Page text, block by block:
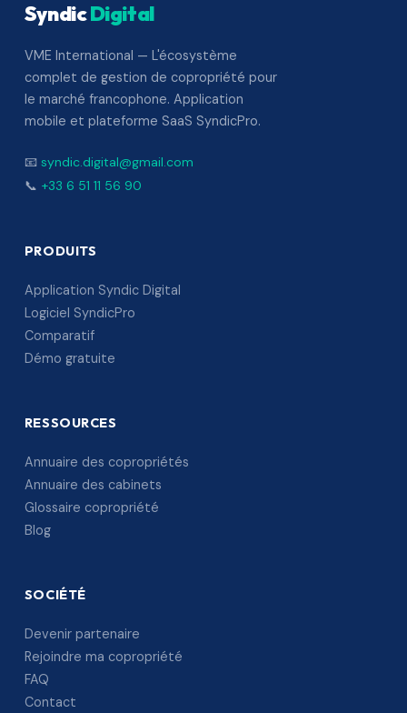
SyndicDigital
VME International — L'écosystème
complet de gestion de copropriété pour
le marché francophone. Application
mobile et plateforme SaaS SyndicPro.
📧 syndic.digital@gmail.com
📞 +33 6 51 11 56 90
PRODUITS
Application Syndic Digital
Logiciel SyndicPro
Comparatif
Démo gratuite
RESSOURCES
Annuaire des copropriétés
Annuaire des cabinets
Glossaire copropriété
Blog
SOCIÉTÉ
Devenir partenaire
Rejoindre ma copropriété
FAQ
Contact